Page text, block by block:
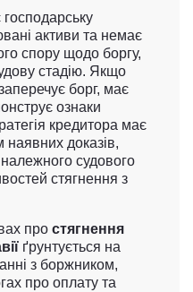
активи та немає
спору щодо боргу,
стадію. Якщо
борг, має
ознаки
кредитора має
наявних доказів,
належного судового
стягнення з
про стягнення
ґрунтується на
з боржником,
про оплату та